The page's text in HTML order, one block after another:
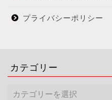
プライバシーポリシー
カテゴリー